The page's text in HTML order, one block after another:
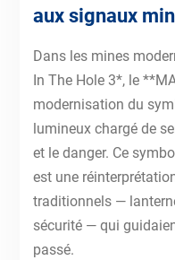
aux signaux
Dans les mines
In The Hole 3*, le
modernisation du
lumineux chargé de
et le danger. Ce
est une
traditionnels —
sécurité — qui
passé.